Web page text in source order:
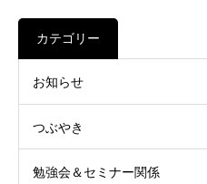
カテゴリー
お知らせ
つぶやき
勉強会＆セミナー関係